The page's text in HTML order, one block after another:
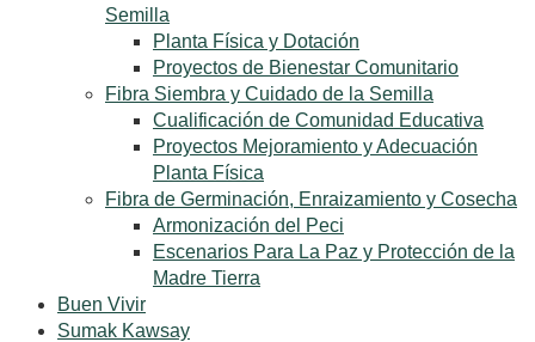
Semilla
Planta Física y Dotación
Proyectos de Bienestar Comunitario
Fibra Siembra y Cuidado de la Semilla
Cualificación de Comunidad Educativa
Proyectos Mejoramiento y Adecuación
Planta Física
Fibra de Germinación, Enraizamiento y Cosecha
Armonización del Peci
Escenarios Para La Paz y Protección de la
Madre Tierra
Buen Vivir
Sumak Kawsay